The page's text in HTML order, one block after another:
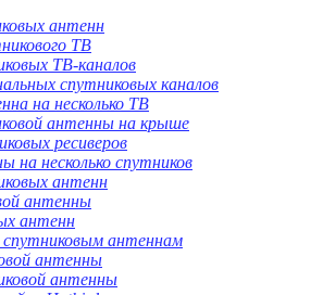
антенн
ТВ
ТВ-каналов
спутниковых каналов
на несколько ТВ
антенны на крыше
ресиверов
на несколько спутников
антенн
антенны
антенн
антеннам
антенны
антенны